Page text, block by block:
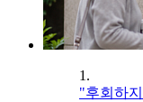
1.
"후회하